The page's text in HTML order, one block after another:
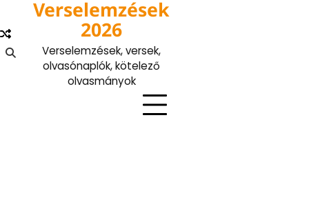
content
Verselemzések
2026
Verselemzések, versek,
olvasónaplók, kötelező
olvasmányok